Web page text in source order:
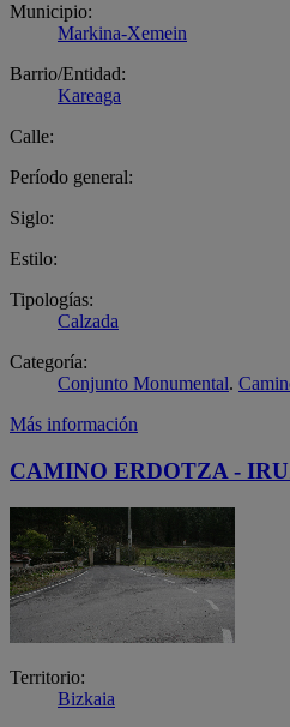
Municipio:
Markina-Xemein
Barrio/Entidad:
Kareaga
Calle:
Período general:
Siglo:
Estilo:
Tipologías:
Calzada
Categoría:
Conjunto Monumental.
Más información
CAMINO ERDOTZA -
Territorio:
Bizkaia